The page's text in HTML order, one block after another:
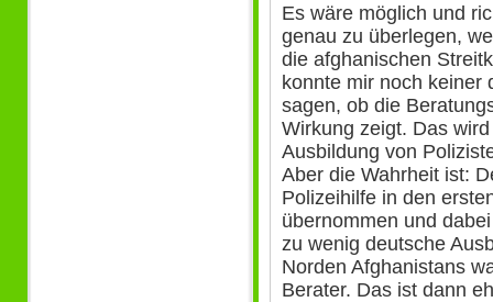
Es wäre möglich und
genau zu überlegen,
die afghanischen
konnte mir noch keiner
sagen, ob die
Wirkung zeigt. Das
Ausbildung von
Aber die Wahrheit ist:
Polizeihilfe in den
übernommen und
zu wenig deutsche
Norden Afghanistans
Berater. Das ist dann